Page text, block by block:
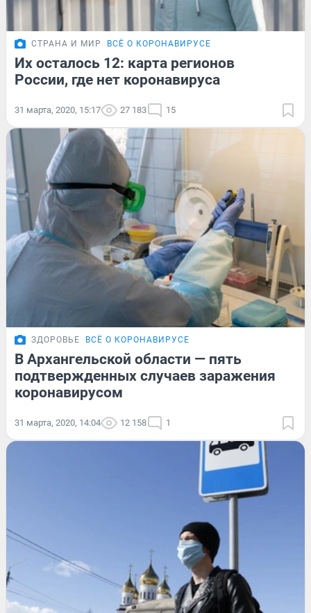
СТРАНА И МИР ВСЁ О КОРОНАВИРУСЕ
Их осталось 12: карта регионов
России, где нет коронавируса
31 марта, 2020, 15:17 27 183 15
ЗДОРОВЬЕ ВСЁ О КОРОНАВИРУСЕ
В Архангельской области — пять
подтвержденных случаев заражения
коронавирусом
31 марта, 2020, 14:04 12 158 1